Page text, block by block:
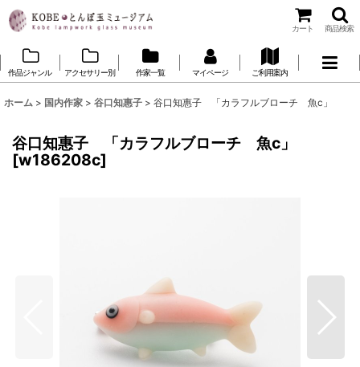
カート 商品検索
作品ジャンル アクセサリー別 作家一覧 マイページ ご利用案内
ホーム > 国内作家 > 谷口知惠子 > 谷口知惠子 「カラフルブローチ 魚c」
谷口知惠子 「カラフルブローチ 魚c」
[w186208c]